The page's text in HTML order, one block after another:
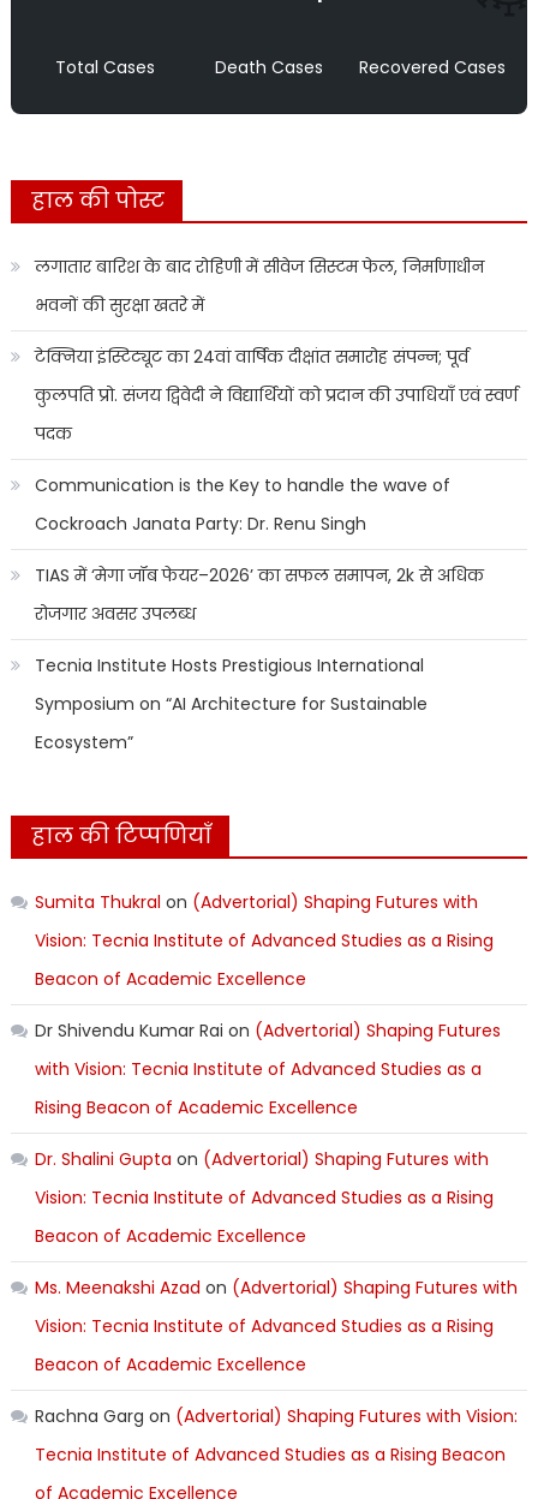
Total Cases Death Cases Recovered Cases
हाल की पोस्ट
लगातार बारिश के बाद रोहिणी में सीवेज सिस्टम फेल, निर्माणाधीन
भवनों की सुरक्षा खतरे में
टेक्निया इंस्टिट्यूट का 24वां वार्षिक दीक्षांत समारोह संपन्न; पूर्व
कुलपति प्रो. संजय द्विवेदी ने विद्यार्थियों को प्रदान की उपाधियाँ एवं स्वर्ण
पदक
Communication is the Key to handle the wave of
Cockroach Janata Party: Dr. Renu Singh
TIAS में ‘मेगा जॉब फेयर–2026’ का सफल समापन, 2k से अधिक
रोजगार अवसर उपलब्ध
Tecnia Institute Hosts Prestigious International
Symposium on “AI Architecture for Sustainable
Ecosystem”
हाल की टिप्पणियाँ
Sumita Thukral on (Advertorial) Shaping Futures with
Vision: Tecnia Institute of Advanced Studies as a Rising
Beacon of Academic Excellence
Dr Shivendu Kumar Rai on (Advertorial) Shaping Futures
with Vision: Tecnia Institute of Advanced Studies as a
Rising Beacon of Academic Excellence
Dr. Shalini Gupta on (Advertorial) Shaping Futures with
Vision: Tecnia Institute of Advanced Studies as a Rising
Beacon of Academic Excellence
Ms. Meenakshi Azad on (Advertorial) Shaping Futures with
Vision: Tecnia Institute of Advanced Studies as a Rising
Beacon of Academic Excellence
Rachna Garg on (Advertorial) Shaping Futures with Vision:
Tecnia Institute of Advanced Studies as a Rising Beacon
of Academic Excellence